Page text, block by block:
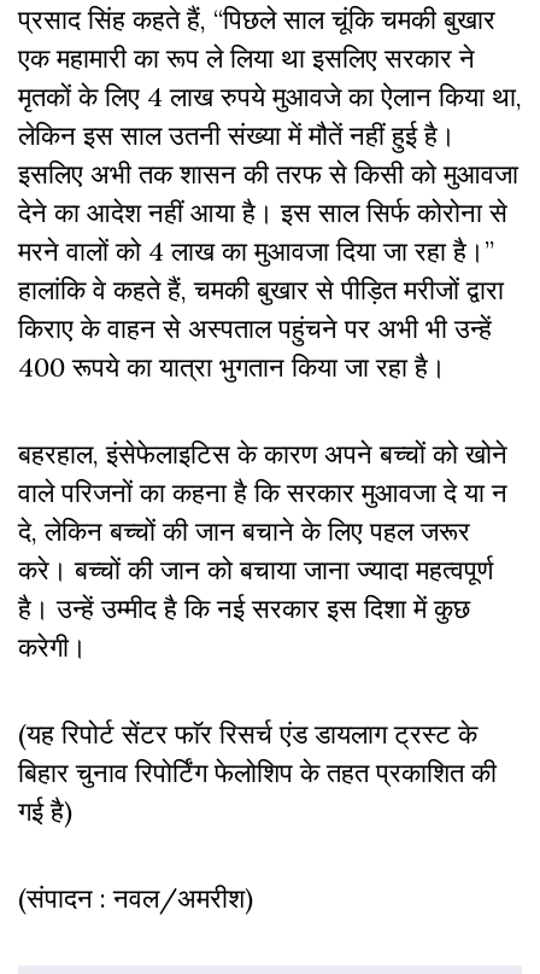
प्रसाद सिंह कहते हैं, “पिछले साल चूंकि चमकी बुखार
एक महामारी का रूप ले लिया था इसलिए सरकार ने
मृतकों के लिए 4 लाख रुपये मुआवजे का ऐलान किया था,
लेकिन इस साल उतनी संख्या में मौतें नहीं हुई है।
इसलिए अभी तक शासन की तरफ से किसी को मुआवजा
देने का आदेश नहीं आया है। इस साल सिर्फ कोरोना से
मरने वालों को 4 लाख का मुआवजा दिया जा रहा है।”
हालांकि वे कहते हैं, चमकी बुखार से पीड़ित मरीजों द्वारा
किराए के वाहन से अस्पताल पहुंचने पर अभी भी उन्हें
400 रूपये का यात्रा भुगतान किया जा रहा है।
बहरहाल, इंसेफेलाइटिस के कारण अपने बच्चों को खोने
वाले परिजनों का कहना है कि सरकार मुआवजा दे या न
दे, लेकिन बच्चों की जान बचाने के लिए पहल जरूर
करे। बच्चों की जान को बचाया जाना ज्यादा महत्वपूर्ण
है। उन्हें उम्मीद है कि नई सरकार इस दिशा में कुछ
करेगी।
(यह रिपोर्ट सेंटर फाॅर रिसर्च एंड डायलाग ट्रस्ट के
बिहार चुनाव रिपोर्टिंग फेलोशिप के तहत प्रकाशित की
गई है)
(संपादन : नवल/अमरीश)